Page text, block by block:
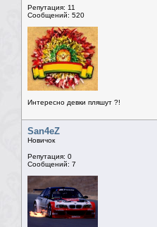
Репутация: 11
Сообщений: 520
Интересно девки пляшут ?!
San4eZ
Новичок
Репутация: 0
Сообщений: 7